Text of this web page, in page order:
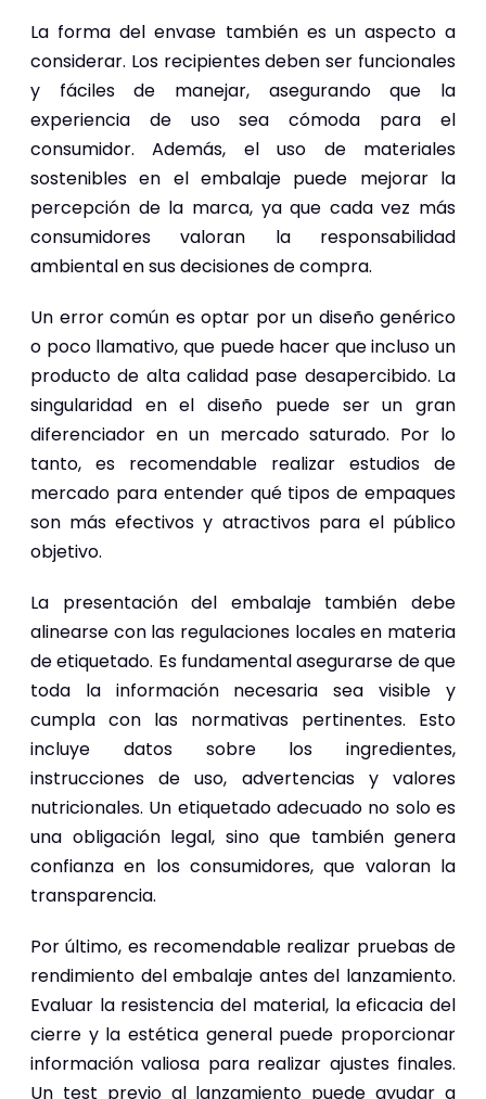
La forma del envase también es un aspecto a
considerar. Los recipientes deben ser funcionales
y fáciles de manejar, asegurando que la
experiencia de uso sea cómoda para el
consumidor. Además, el uso de materiales
sostenibles en el embalaje puede mejorar la
percepción de la marca, ya que cada vez más
consumidores valoran la responsabilidad
ambiental en sus decisiones de compra.
Un error común es optar por un diseño genérico
o poco llamativo, que puede hacer que incluso un
producto de alta calidad pase desapercibido. La
singularidad en el diseño puede ser un gran
diferenciador en un mercado saturado. Por lo
tanto, es recomendable realizar estudios de
mercado para entender qué tipos de empaques
son más efectivos y atractivos para el público
objetivo.
La presentación del embalaje también debe
alinearse con las regulaciones locales en materia
de etiquetado. Es fundamental asegurarse de que
toda la información necesaria sea visible y
cumpla con las normativas pertinentes. Esto
incluye datos sobre los ingredientes,
instrucciones de uso, advertencias y valores
nutricionales. Un etiquetado adecuado no solo es
una obligación legal, sino que también genera
confianza en los consumidores, que valoran la
transparencia.
Por último, es recomendable realizar pruebas de
rendimiento del embalaje antes del lanzamiento.
Evaluar la resistencia del material, la eficacia del
cierre y la estética general puede proporcionar
información valiosa para realizar ajustes finales.
Un test previo al lanzamiento puede ayudar a